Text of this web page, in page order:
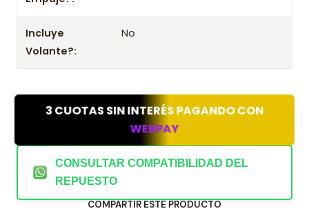
Incluye
Volante?:
No
3 CUOTAS SIN INTERÉS PAGANDO CON
WEBPAY
CONSULTAR COMPATIBILIDAD DEL
REPUESTO
COMPARTIR ESTE PRODUCTO